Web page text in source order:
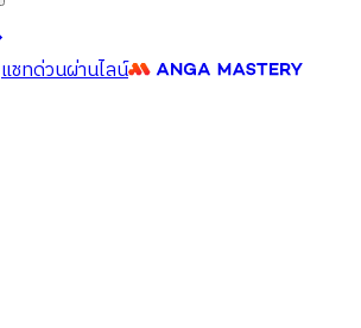
แชทด่วนผ่านไลน์